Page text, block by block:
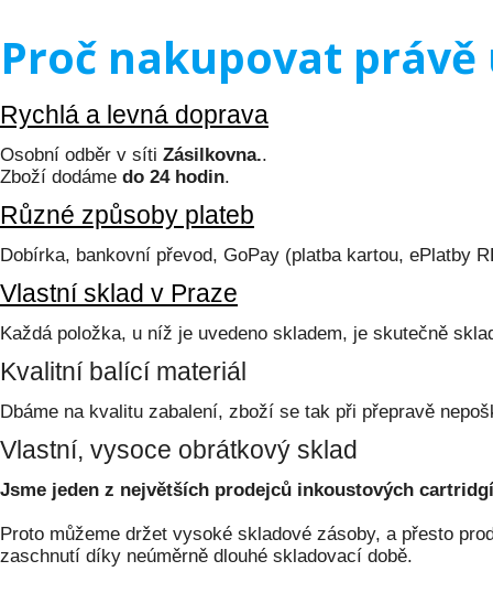
Proč nakupovat právě
Rychlá a levná doprava
Osobní odběr v síti Zásilkovna..
Zboží dodáme do 24 hodin.
Různé způsoby plateb
Dobírka, bankovní převod, GoPay (platba kartou, ePlatby
Vlastní sklad v Praze
Každá položka, u níž je uvedeno skladem, je skutečně
Kvalitní balící materiál
Dbáme na kvalitu zabalení, zboží se tak při přepravě
Vlastní, vysoce obrátkový sklad
Jsme jeden z největších prodejců inkoustových
Proto můžeme držet vysoké skladové zásoby, a přesto
zaschnutí díky neúměrně dlouhé skladovací době.